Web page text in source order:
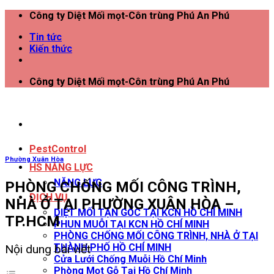
Công ty Diệt Mối mọt-Côn trùng Phú An Phú
Tin tức
Kiến thức
Công ty Diệt Mối mọt-Côn trùng Phú An Phú
PestControl
HS NĂNG LỰC
NĂNG LỰC
DỊCH VỤ
DIỆT MỐI TẬN GỐC TẠI KCN HỒ CHÍ MINH
PHUN MUỖI TẠI KCN HỒ CHÍ MINH
PHÒNG CHỐNG MỐI CÔNG TRÌNH, NHÀ Ở TẠI
THÀNH PHỐ HỒ CHÍ MINH
Cửa Lưới Chống Muỗi Hồ Chí Minh
Phòng Mọt Gỗ Tại Hồ Chí Minh
Phường Xuân Hòa
PHÒNG CHỐNG MỐI CÔNG TRÌNH,
NHÀ Ở TẠI PHƯỜNG XUÂN HÒA –
TP.HCM
Nội dung bài viết